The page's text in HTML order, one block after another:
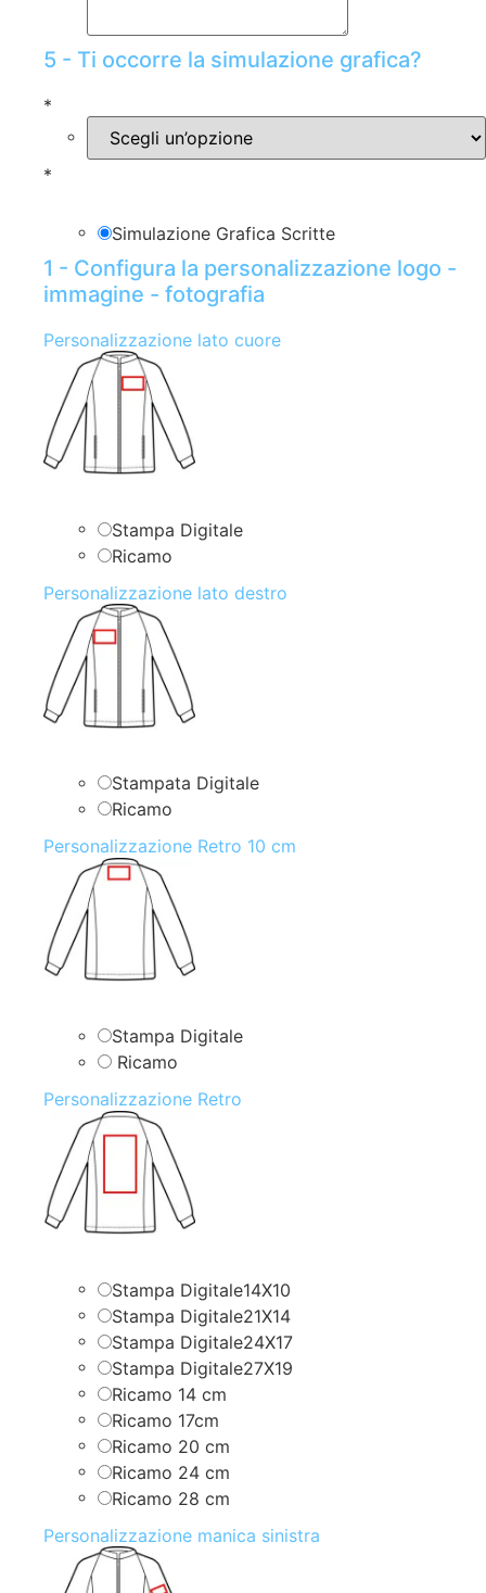
5 - Ti occorre la simulazione grafica?
*
*
Simulazione Grafica Scritte
1 - Configura la personalizzazione logo -
immagine - fotografia
Personalizzazione lato cuore
Stampa Digitale
Ricamo
Personalizzazione lato destro
Stampata Digitale
Ricamo
Personalizzazione Retro 10 cm
Stampa Digitale
Ricamo
Personalizzazione Retro
Stampa Digitale14X10
Stampa Digitale21X14
Stampa Digitale24X17
Stampa Digitale27X19
Ricamo 14 cm
Ricamo 17cm
Ricamo 20 cm
Ricamo 24 cm
Ricamo 28 cm
Personalizzazione manica sinistra